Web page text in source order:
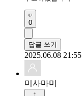
0
답글 쓰기
2025.06.08 21:55
미사마미